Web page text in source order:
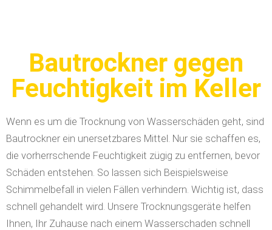
Bautrockner gegen
Feuchtigkeit im Keller
Wenn es um die Trocknung von Wasserschäden geht, sind
Bautrockner ein unersetzbares Mittel. Nur sie schaffen es,
die vorherrschende Feuchtigkeit zügig zu entfernen, bevor
Schäden entstehen. So lassen sich Beispielsweise
Schimmelbefall in vielen Fällen verhindern. Wichtig ist, dass
schnell gehandelt wird. Unsere Trocknungsgeräte helfen
Ihnen, Ihr Zuhause nach einem Wasserschaden schnell